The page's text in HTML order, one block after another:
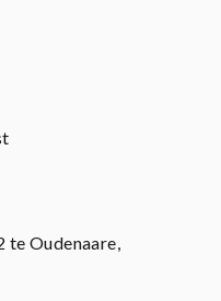
te Oudenaare,